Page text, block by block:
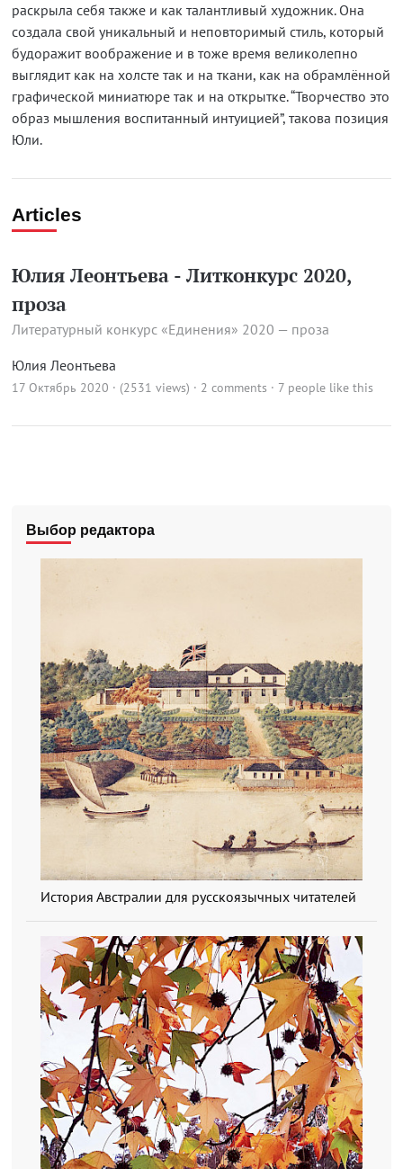
раскрыла себя также и как талантливый художник. Она
создала свой уникальный и неповторимый стиль, который
будоражит воображение и в тоже время великолепно
выглядит как на холсте так и на ткани, как на обрамлённой
графической миниатюре так и на открытке. “Творчество это
образ мышления воспитанный интуицией”, такова позиция
Юли.
Articles
Юлия Леонтьева - Литконкурс 2020,
проза
Литературный конкурс «Единения» 2020 — проза
Юлия Леонтьева
17 Октябрь 2020 · (2531 views) · 2 comments · 7 people like this
Выбор редактора
История Австралии для русскоязычных читателей